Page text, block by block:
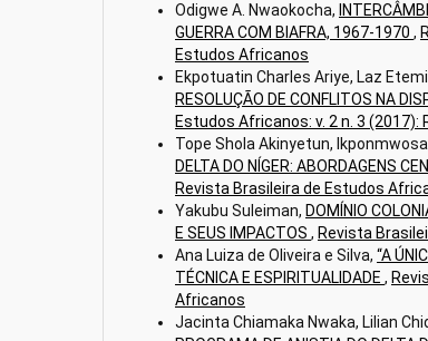
Odigwe A. Nwaokocha,
GUERRA COM BIAFRA, 1967-1970 ,
Estudos Africanos
Ekpotuatin Charles Ariye, Laz
RESOLUÇÃO DE CONFLITOS NA
Estudos Africanos: v. 2 n. 3
Tope Shola Akinyetun,
DELTA DO NÍGER: ABORDAGENS
Revista Brasileira de Estudos
Yakubu Suleiman, DOMÍNIO
E SEUS IMPACTOS , Revista
Ana Luiza de Oliveira e Silva, “A
TÉCNICA E ESPIRITUALIDADE ,
Africanos
Jacinta Chiamaka Nwaka, Lilian